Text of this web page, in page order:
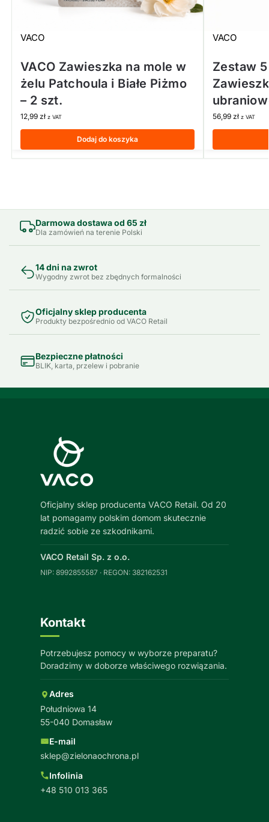
VACO
VACO Zawieszka na mole w
żelu Patchoula i Białe Piżmo
– 2 szt.
12,99 zł z VAT
Dodaj do koszyka
VACO
Zestaw
56,99 zł z VAT
Darmowa dostawa od 65 zł
Dla zamówień na terenie Polski
14 dni na zwrot
Wygodny zwrot bez zbędnych formalności
Oficjalny sklep producenta
Produkty bezpośrednio od VACO Retail
Bezpieczne płatności
BLIK, karta, przelew i pobranie
Oficjalny sklep producenta VACO Retail. Od 20
lat pomagamy polskim domom skutecznie
radzić sobie ze szkodnikami.
VACO Retail Sp. z o.o.
NIP: 8992855587 · REGON: 382162531
Kontakt
Potrzebujesz pomocy w wyborze preparatu?
Doradzimy w doborze właściwego rozwiązania.
Adres
Południowa 14
55-040 Domasław
E-mail
sklep@zielonaochrona.pl
Infolinia
+48 510 013 365